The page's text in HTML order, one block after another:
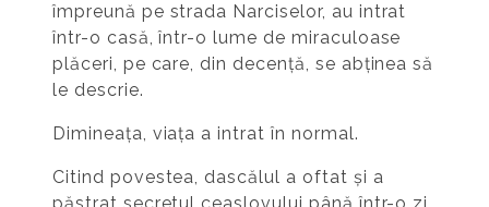
împreună pe strada Narciselor, au intrat
într-o casă, într-o lume de miraculoase
plăceri, pe care, din decență, se abținea să
le descrie.
Dimineața, viața a intrat în normal.
Citind povestea, dascălul a oftat și a